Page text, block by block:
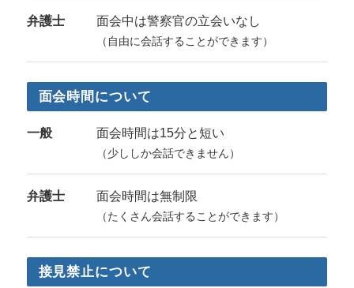
弁護士 面会中は警察官の立会いなし
（自由に会話することができます）
面会時間について
一般 面会時間は15分と短い
（少ししか会話できません）
弁護士 面会時間は無制限
（たくさん会話することができます）
接見禁止について